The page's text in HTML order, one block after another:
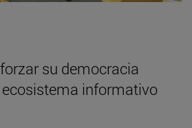
su democracia
informativo